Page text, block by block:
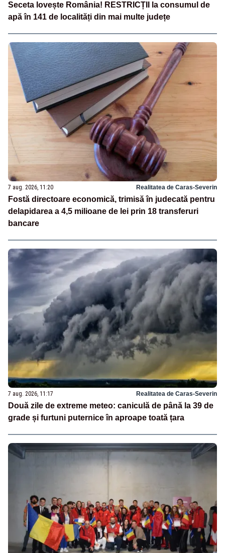
Seceta lovește România! RESTRICȚII la consumul de
apă în 141 de localități din mai multe județe
7 aug. 2026, 11:20 Realitatea de Caras-Severin
Fostă directoare economică, trimisă în judecată pentru
delapidarea a 4,5 milioane de lei prin 18 transferuri
bancare
7 aug. 2026, 11:17 Realitatea de Caras-Severin
Două zile de extreme meteo: caniculă de până la 39 de
grade și furtuni puternice în aproape toată țara